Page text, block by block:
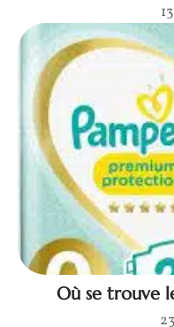
Où se trouve